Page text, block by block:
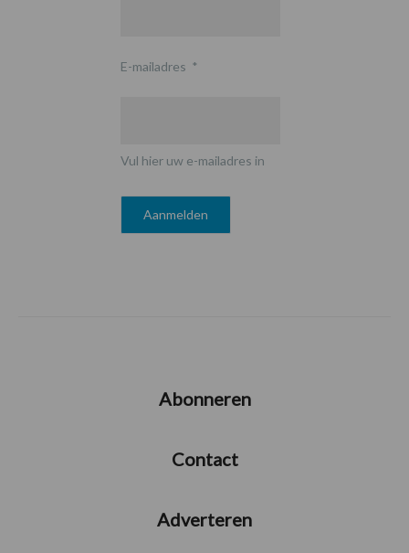
E-mailadres *
Vul hier uw e-mailadres in
Abonneren
Contact
Adverteren